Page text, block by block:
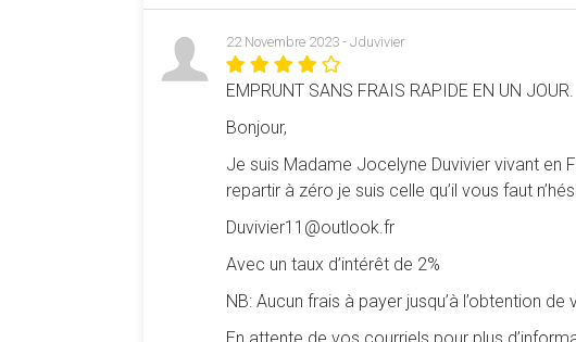
Vous devez être connecté pour pouvoir laisser un
0 commentaire pour ce jeu :
22 Novembre 2023 - Jduvivier
EMPRUNT SANS FRAIS RAPIDE EN UN JOUR.
Bonjour,
Je suis Madame Jocelyne Duvivier vivant en
repartir à zéro je suis celle qu’il vous faut
Duvivier11@outlook.fr
Avec un taux d’intérêt de 2%
NB: Aucun frais à payer jusqu’à l’obtention de